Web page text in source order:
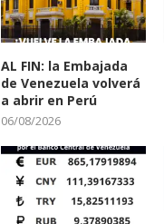
AL FIN: la Embajada
de Venezuela volverá
a abrir en Perú
06/08/2026